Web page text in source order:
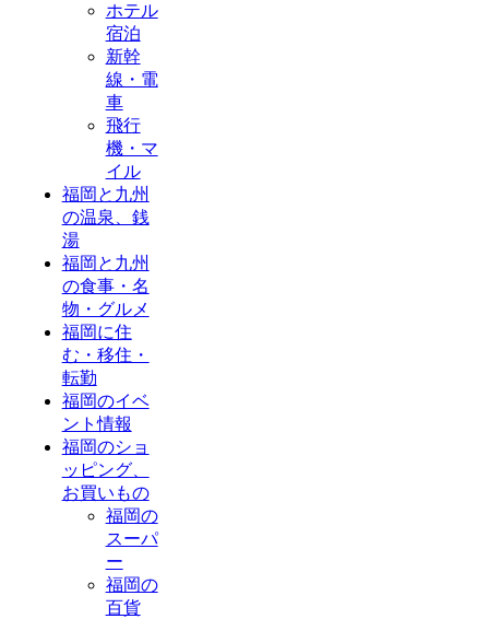
ホテル
宿泊
新幹
線・電
車
飛行
機・マ
イル
福岡と九州
の温泉、銭
湯
福岡と九州
の食事・名
物・グルメ
福岡に住
む・移住・
転勤
福岡のイベ
ント情報
福岡のショ
ッピング、
お買いもの
福岡の
スーパ
ー
福岡の
百貨